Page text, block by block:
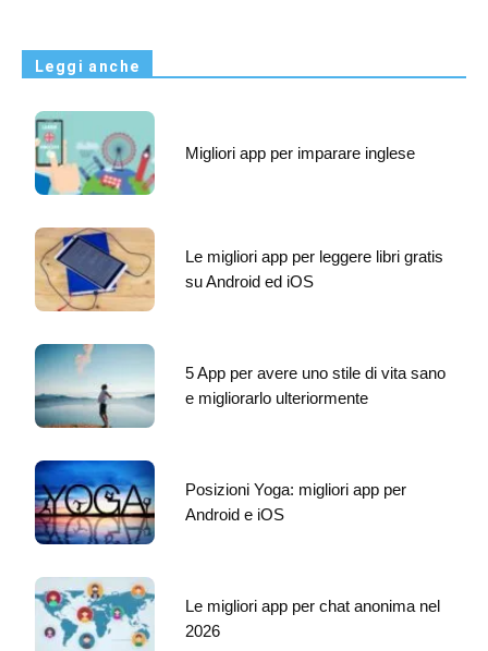
Leggi anche
Migliori app per imparare inglese
Le migliori app per leggere libri gratis
su Android ed iOS
5 App per avere uno stile di vita sano
e migliorarlo ulteriormente
Posizioni Yoga: migliori app per
Android e iOS
Le migliori app per chat anonima nel
2026